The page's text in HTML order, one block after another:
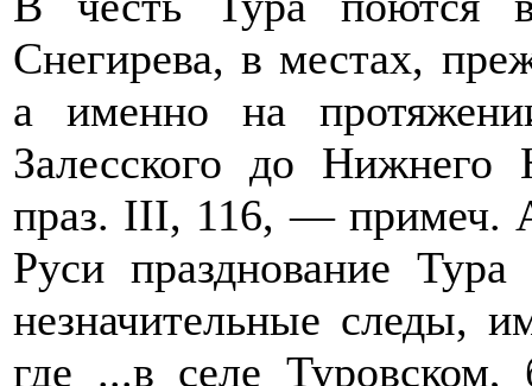
Снегирева, в местах,
а именно на
Залесского до Нижнего
праз. III, 116, — примеч.
Руси празднование
незначительные следы,
где ...в селе